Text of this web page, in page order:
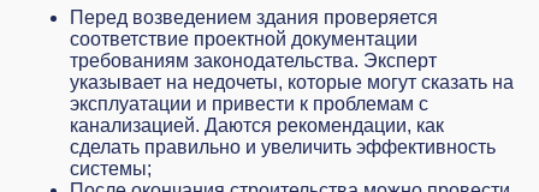
Перед возведением здания проверяется
соответствие проектной документации
требованиям законодательства. Эксперт
указывает на недочеты, которые могут сказать на
эксплуатации и привести к проблемам с
канализацией. Даются рекомендации, как
сделать правильно и увеличить эффективность
системы;